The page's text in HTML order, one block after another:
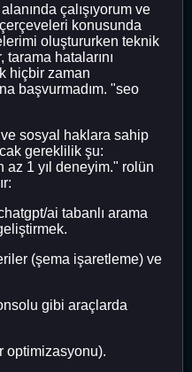
çalışıyorum ve
konusunda
oluştururken teknik
hatalarını
hiçbir zaman
başvurmadım. "seo
sosyal haklara sahip
gereklilik şu:
1 yıl deneyim." rolün
ai tabanlı arama
(şema işaretleme) ve
gibi araçlarda
optimizasyonu).